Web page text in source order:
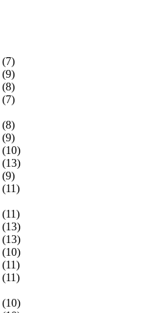
(7)
(9)
(8)
(7)
(8)
(9)
(10)
(13)
(9)
(11)
(11)
(13)
(13)
(10)
(11)
(11)
(10)